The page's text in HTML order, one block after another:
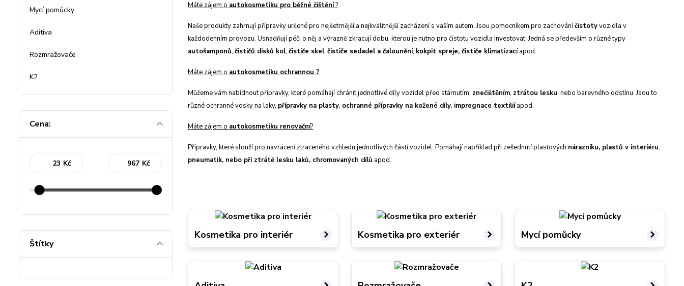
Máte zájem o autokosmetiku pro běžné čištění?
Naše produkty zahrnují přípravky určené pro nejšetrnější a nejkvalitnější zacházení s vaším autem. Jsou pomocníkem pro zachováníčistotyvozidla v
každodenním provozu. Usnadňují péči o něj a výrazně zkracují dobu, kterou je nutno pro čistotu vozidla investovat. Jedná se především o různé typy
autošamponů,čističů disků kol,čističe skel,čističe sedadel a čalounění, kokpit spreje, čističe klimatizacíapod.
Máte zájem o autokosmetiku ochrannou ?
Můžeme vám nabídnout přípravky, které pomáhají chránit jednotlivé díly vozidel před stárnutím, znečištěním, ztrátou lesku, nebo barevného odstínu. Jsou to
různé ochranné vosky na laky, přípravky na plasty, ochranné přípravky na kožené díly, impregnace textiliíapod.
Máte zájem o autokosmetiku renovační?
Přípravky, které slouží pro navrácení ztraceného vzhledu jednotlivých částí vozidel. Pomáhají například při zešednutí plastových nárazníku, plastů v interiéru,
pneumatik, nebo při ztrátě lesku laků, chromovaných dílů apod.
Kosmetika pro interiér Kosmetika pro exteriér Mycí pomůcky
Mycí pomůcky
Aditiva
Rozmražovače
K2
Cena:
Kč Kč
Štítky